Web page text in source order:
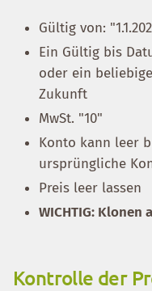
Gültig von:
Ein Gültig bis
oder ein
Zukunft
MwSt. "10"
Konto kann leer
ursprüngliche
Preis leer lassen
WICHTIG: Klonen
Kontrolle der